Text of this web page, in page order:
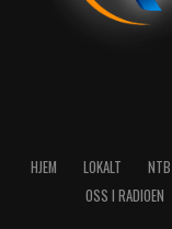
HJEM LOKALT NTB
OSS I RADIOEN